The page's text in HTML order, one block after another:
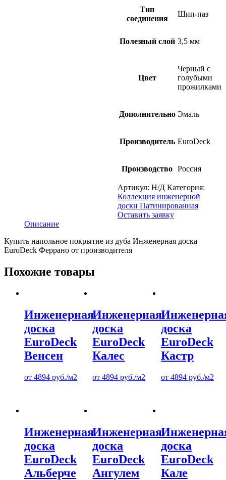
Тип
соединения
Шип-паз
Полезный слой 3,5 мм
Цвет
Черный с
голубыми
прожилками
Дополнительно Эмаль
Производитель EuroDeck
Производство Россия
Артикул: Н/Д Категория:
Коллекция инженерной
доски Патинированная
Оставить заявку
Описание
Купить напольное покрытие из дуба Инженерная доска
EuroDeck Феррано от производителя
Похожие товары
Инженерная
доска
EuroDeck
Венсен
от 4894 руб./м2
Инженерная
доска
EuroDeck
Калес
от 4894руб./м2
доска
EuroDeck
Кастр
от 4894 руб./м2
Инженерная
доска
EuroDeck
Альберче
Инженерная
доска
EuroDeck
Ангулем
доска
EuroDeck
Кале